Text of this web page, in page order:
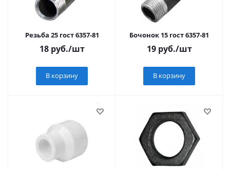
Резьба 25 гост 6357-81
18руб./шт
В корзину
Бочонок 15 гост 6357-81
19руб./шт
В корзину